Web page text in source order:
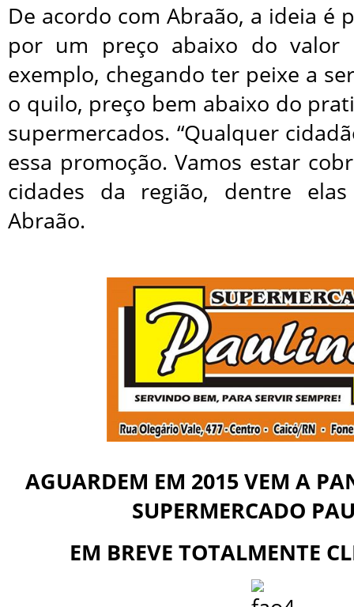
De acordo com Abraão, a ideia é
por um preço abaixo do valor
exemplo, chegando ter peixe a
o quilo, preço bem abaixo do
supermercados. “Qualquer
essa promoção. Vamos estar
cidades da região, dentre elas
Abraão.
AGUARDEM EM 2015 VEM A
SUPERMERCADO
EM BREVE TOTALMENTE